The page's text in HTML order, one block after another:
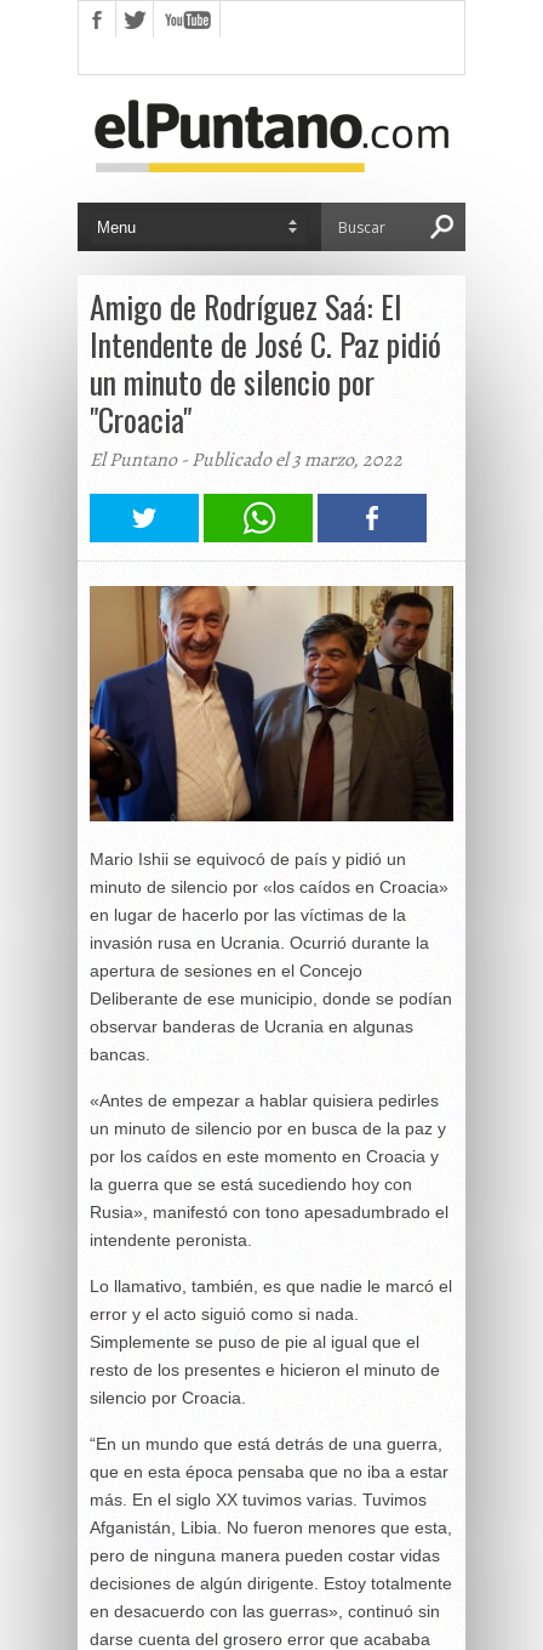
Amigo de Rodríguez Saá: El
Intendente de José C. Paz pidió
un minuto de silencio por
"Croacia"
El Puntano - Publicado el 3 marzo, 2022
Mario Ishii se equivocó de país y pidió un
minuto de silencio por «los caídos en Croacia»
en lugar de hacerlo por las víctimas de la
invasión rusa en Ucrania. Ocurrió durante la
apertura de sesiones en el Concejo
Deliberante de ese municipio, donde se podían
observar banderas de Ucrania en algunas
bancas.
«Antes de empezar a hablar quisiera pedirles
un minuto de silencio por en busca de la paz y
por los caídos en este momento en Croacia y
la guerra que se está sucediendo hoy con
Rusia», manifestó con tono apesadumbrado el
intendente peronista.
Lo llamativo, también, es que nadie le marcó el
error y el acto siguió como si nada.
Simplemente se puso de pie al igual que el
resto de los presentes e hicieron el minuto de
silencio por Croacia.
“En un mundo que está detrás de una guerra,
que en esta época pensaba que no iba a estar
más. En el siglo XX tuvimos varias. Tuvimos
Afganistán, Libia. No fueron menores que esta,
pero de ninguna manera pueden costar vidas
decisiones de algún dirigente. Estoy totalmente
en desacuerdo con las guerras», continuó sin
darse cuenta del grosero error que acababa